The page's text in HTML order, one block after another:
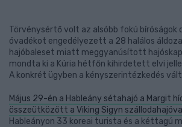
Törvénysértő volt az alsóbb fokú bíróságok
óvadékot engedélyezett a 28 halálos
hajóbaleset miatt meggyanúsított
mondta ki a Kúria hétfőn kihirdetett elvi
A konkrét ügyben a kényszerintézkedés
Május 29-én a Hableány sétahajó a Margit
összeütközött a Viking Sigyn
Hableányon 33 koreai turista és a kéttagú